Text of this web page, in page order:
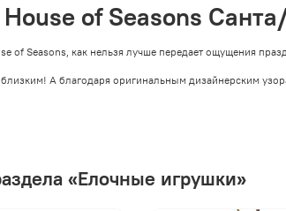
of Seasons
of Seasons, как нельзя лучше передает ощущения
А благодаря оригинальным дизайнерским
«Елочные игрушки»